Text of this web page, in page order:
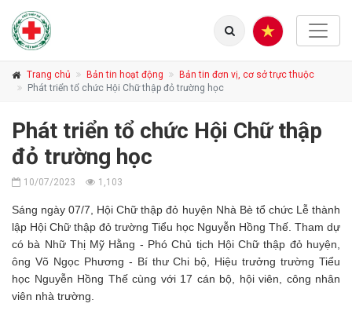
Trang chủ Bản tin hoạt động
Bản tin đơn vị, cơ sở trực thuộc
Phát triển tổ chức Hội Chữ thập đỏ trường học
Phát triển tổ chức Hội Chữ thập
đỏ trường học
10/07/2023 1,103
Sáng ngày 07/7, Hội Chữ thập đỏ huyện Nhà Bè tổ chức Lễ thành
lập Hội Chữ thập đỏ trường Tiểu học Nguyễn Hồng Thế. Tham dự
có bà Nhữ Thị Mỹ Hằng - Phó Chủ tịch Hội Chữ thập đỏ huyện,
ông Võ Ngọc Phương - Bí thư Chi bộ, Hiệu trưởng trường Tiểu
học Nguyễn Hồng Thế cùng với 17 cán bộ, hội viên, công nhân
viên nhà trường.